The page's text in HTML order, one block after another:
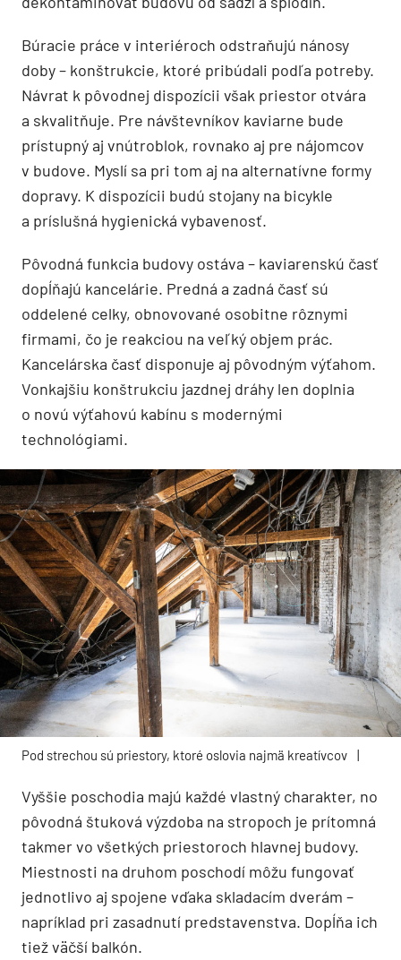
Búracie práce v interiéroch odstraňujú nánosy
doby – konštrukcie, ktoré pribúdali podľa potreby.
Návrat k pôvodnej dispozícii však priestor otvára
a skvalitňuje. Pre návštevníkov kaviarne bude
prístupný aj vnútroblok, rovnako aj pre nájomcov
v budove. Myslí sa pri tom aj na alternatívne formy
dopravy. K dispozícii budú stojany na bicykle
a príslušná hygienická vybavenosť.
Pôvodná funkcia budovy ostáva – kaviarenskú časť
dopĺňajú kancelárie. Predná a zadná časť sú
oddelené celky, obnovované osobitne rôznymi
firmami, čo je reakciou na veľký objem prác.
Kancelárska časť disponuje aj pôvodným výťahom.
Vonkajšiu konštrukciu jazdnej dráhy len doplnia
o novú výťahovú kabínu s modernými
technológiami.
Pod strechou sú priestory, ktoré oslovia najmä kreatívcov |
Vyššie poschodia majú každé vlastný charakter, no
pôvodná štuková výzdoba na stropoch je prítomná
takmer vo všetkých priestoroch hlavnej budovy.
Miestnosti na druhom poschodí môžu fungovať
jednotlivo aj spojene vďaka skladacím dverám –
napríklad pri zasadnutí predstavenstva. Dopĺňa ich
tiež väčší balkón.